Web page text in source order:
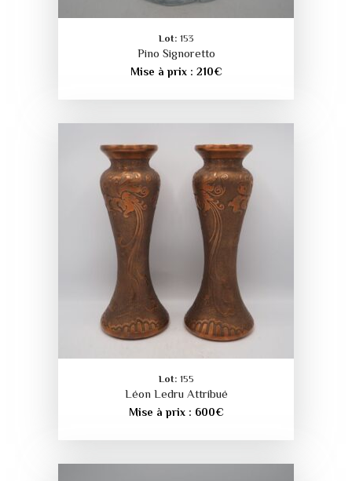
Lot: 153
Pino Signoretto
Mise à prix : 210€
Lot: 155
Léon Ledru Attribué
Mise à prix : 600€